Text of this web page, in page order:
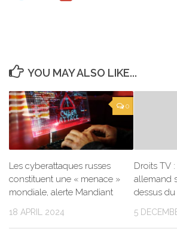
YOU MAY ALSO LIKE...
0
Les cyberattaques russes
constituent une « menace »
mondiale, alerte Mandiant
18 APRIL 2024
Droits TV
allemand
dessus du
5